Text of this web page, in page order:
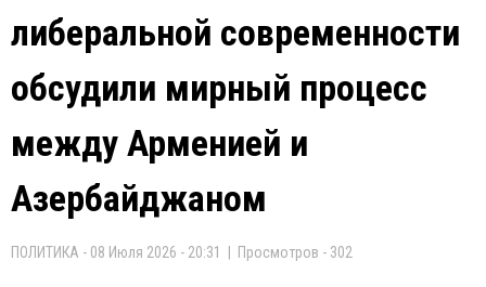
либеральной современности
обсудили мирный процесс
между Арменией и
Азербайджаном
ПОЛИТИКА - 08 Июля 2026 - 20:31 | Просмотров - 302